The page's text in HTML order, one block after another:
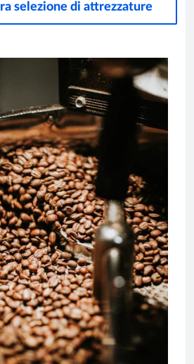
selezione di attrezzature